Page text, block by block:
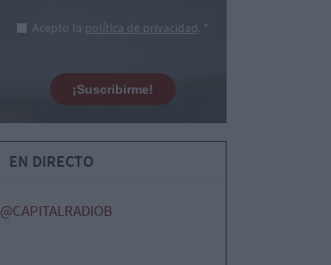
Acepto la política de privacidad. *
¡Suscribirme!
EN DIRECTO
@CAPITALRADIOB